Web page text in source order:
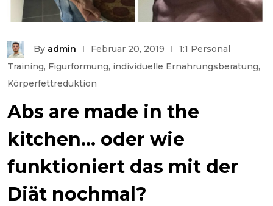
By admin Februar 20, 2019
1:1 Personal
Training, Figurformung, individuelle Ernährungsberatung,
Körperfettreduktion
Abs are made in the
kitchen… oder wie
funktioniert das mit der
Diät nochmal?